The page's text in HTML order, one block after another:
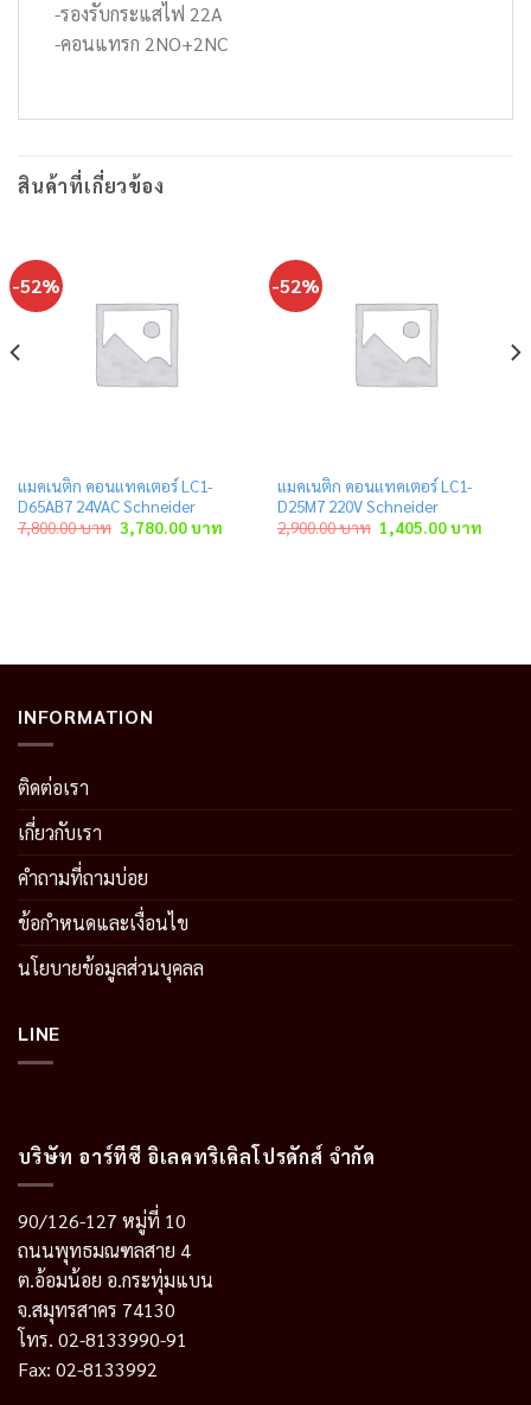
-รองรับกระแสไฟ 22A
-คอนแทรก 2NO+2NC
สินค้าที่เกี่ยวข้อง
-52%
แมคเนติก คอนแทคเตอร์ LC1-
D65AB7 24VAC Schneider
7,800.00บาท Original
price
3,780.00บาทCurrent
price
-52%
แมคเนติก คอนแทคเตอร์ LC1-
D25M7 220V Schneider
2,900.00บาท Original
price
1,405.00บาท
price
INFORMATION
ติดต่อเรา
เกี่ยวกับเรา
คำถามที่ถามบ่อย
ข้อกำหนดและเงื่อนไข
นโยบายข้อมูลส่วนบุคลล
LINE
บริษัท อาร์ทีซี อิเลคทริเคิลโปรดักส์ จำกัด
90/126-127 หมู่ที่ 10
ถนนพุทธมณฑลสาย 4
ต.อ้อมน้อย อ.กระทุ่มแบน
จ.สมุทรสาคร 74130
โทร. 02-8133990-91
Fax: 02-8133992